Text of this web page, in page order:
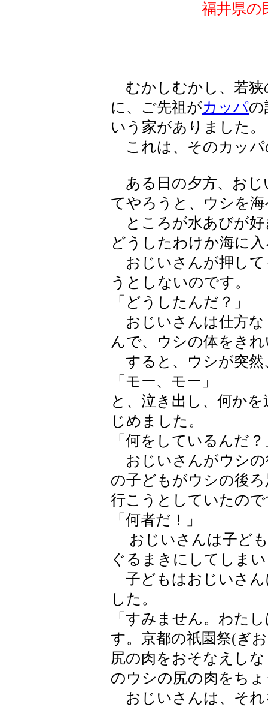
福井県の
むかしむかし、若
に、ご先祖がカッパの
いう家がありました。
これは、そのカッパ
ある日の夕方、おじ
てやろうと、ウシを
ところが水あびが好
どうしたわけか海に
おじいさんが押して
うとしないのです。
「どうしたんだ？」
おじいさんは仕方な
んで、ウシの体をき
すると、ウシが突然
「モー、モー」
と、泣き出し、何か
じめました。
「何をしているんだ？
おじいさんがウシの
の子どもがウシの後
行こうとしていたの
「何者だ！」
おじいさんは子ど
ぐるまきにしてしま
子どもはおじいさん
した。
「すみません。わた
す。京都の祇園祭(ぎ
尻の肉をおそなえし
のウシの尻の肉をち
おじいさんは、それ